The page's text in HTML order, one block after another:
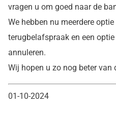
vragen u om goed naar de
We hebben nu meerdere
terugbelafspraak en een
annuleren.
Wij hopen u zo nog beter van
01-10-2024